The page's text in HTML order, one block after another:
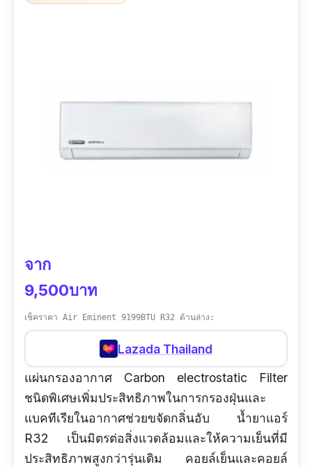
จาก
9,500บาท
เช็คราคา Air Eminent 9199BTU R32 ด้านล่าง:
Lazada Thailand
แผ่นกรองอากาศ Carbon electrostatic Filter
ชนิดพิเศษเพิ่มประสิทธิภาพในการกรองฝุ่นและ
แบคทีเรียในอากาศช่วยขจัดกลิ่นอับ น้ำยาแอร์
R32 เป็นมิตรต่อสิ่งแวดล้อมและให้ความเย็นที่มี
ประสิทธิภาพสูงกว่ารุ่นเดิม คอยล์เย็นและคอยล์